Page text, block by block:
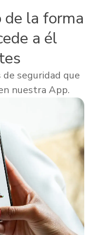
de la forma
a él
seguridad que
nuestra App.